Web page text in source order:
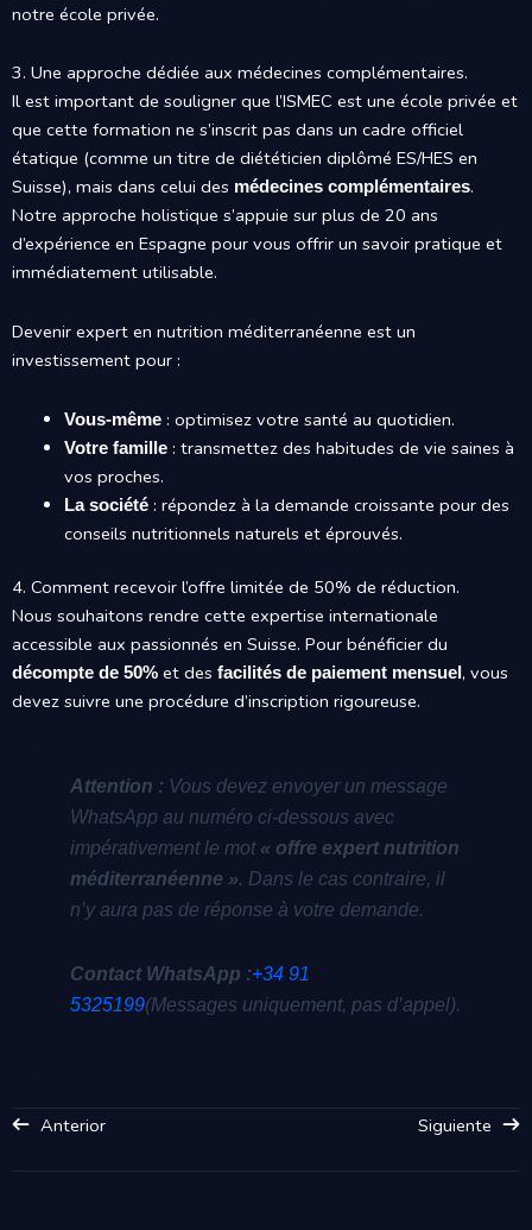
notre école privée.
3. Une approche dédiée aux médecines complémentaires.
Il est important de souligner que l’ISMEC est une école privée et
que cette formation ne s’inscrit pas dans un cadre officiel
étatique (comme un titre de diététicien diplômé ES/HES en
Suisse), mais dans celui des médecines complémentaires.
Notre approche holistique s’appuie sur plus de 20 ans
d’expérience en Espagne pour vous offrir un savoir pratique et
immédiatement utilisable.
Devenir expert en nutrition méditerranéenne est un
investissement pour :
Vous-même: optimisez votre santé au quotidien.
Votre famille: transmettez des habitudes de vie saines à
vos proches.
La société: répondez à la demande croissante pour des
conseils nutritionnels naturels et éprouvés.
4. Comment recevoir l’offre limitée de 50% de réduction.
Nous souhaitons rendre cette expertise internationale
accessible aux passionnés en Suisse. Pour bénéficier du
décompte de 50% et des facilités de paiement mensuel , vous
devez suivre une procédure d’inscription rigoureuse.
Attention : Vous devez envoyer un message
WhatsApp au numéro ci-dessous avec
impérativement le mot « offre expert nutrition
méditerranéenne ». Dans le cas contraire, il
n’y aura pas de réponse à votre demande.
Contact WhatsApp :+34 91
5325199(Messages uniquement, pas d’appel).
Anterior Siguiente